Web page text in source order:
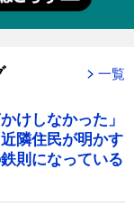
一覧
けしなかった」
隣住民が明かす
則になっている